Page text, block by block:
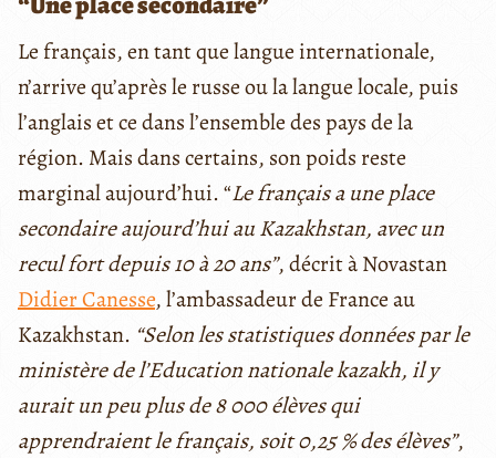
Le français, en tant que langue internationale,
n’arrive qu’après le russe ou la langue locale, puis
l’anglais et ce dans l’ensemble des pays de la
région. Mais dans certains, son poids reste
marginal aujourd’hui. “Le français a une place
secondaire aujourd’hui au Kazakhstan, avec un
recul fort depuis 10 à 20 ans”, décrit à Novastan
Didier Canesse, l’ambassadeur de France au
Kazakhstan. “Selon les statistiques données par le
ministère de l’Education nationale kazakh, il y
aurait un peu plus de 8 000 élèves qui
apprendraient le français, soit 0,25 % des élèves”,